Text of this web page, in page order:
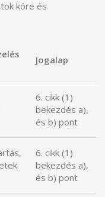
köre és
Jogalap
6. cikk (1)
bekezdés a),
és b) pont
6. cikk (1)
bekezdés a),
és b) pont